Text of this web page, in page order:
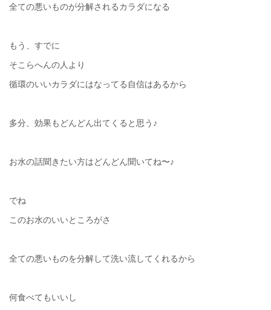
全ての悪いものが分解されるカラダになる
もう、すでに
そこらへんの人より
循環のいいカラダにはなってる自信はあるから
多分、効果もどんどん出てくると思う♪
お水の話聞きたい方はどんどん聞いてね〜♪
でね
このお水のいいところがさ
全ての悪いものを分解して洗い流してくれるから
何食べてもいいし